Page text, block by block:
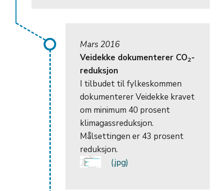
Mars 2016
Veidekke dokumenterer CO2-
reduksjon
I tilbudet til fylkeskommen
dokumenterer Veidekke kravet
om minimum 40 prosent
klimagassreduksjon.
Målsettingen er 43 prosent
reduksjon.